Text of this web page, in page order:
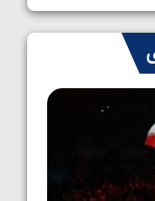
تیمی